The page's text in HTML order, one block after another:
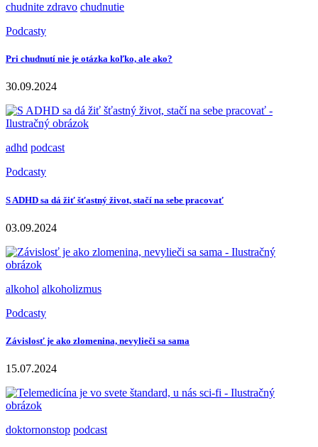
chudnite zdravo chudnutie
Podcasty
Pri chudnutí nie je otázka koľko, ale ako?
30.09.2024
adhd podcast
Podcasty
S ADHD sa dá žiť šťastný život, stačí na sebe pracovať
03.09.2024
alkohol alkoholizmus
Podcasty
Závislosť je ako zlomenina, nevylieči sa sama
15.07.2024
doktornonstop podcast